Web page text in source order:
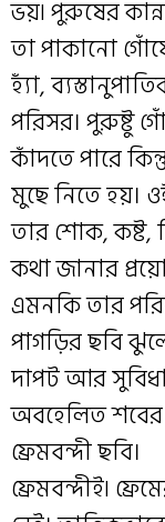
ভয়৷ পুরুষের
তা পাকানো
হ্যাঁ,
পরিসর। পুরুষ্টু
কাঁদতে পারে
মুছে নিতে হয়।
তার শোক, কষ্ট,
কথা জানার
এমনকি তার
পাগড়ির ছবি
দাপট আর
অবহেলিত শবের
ফ্রেমবন্দী ছবি।
ফ্রেমবন্দীই৷